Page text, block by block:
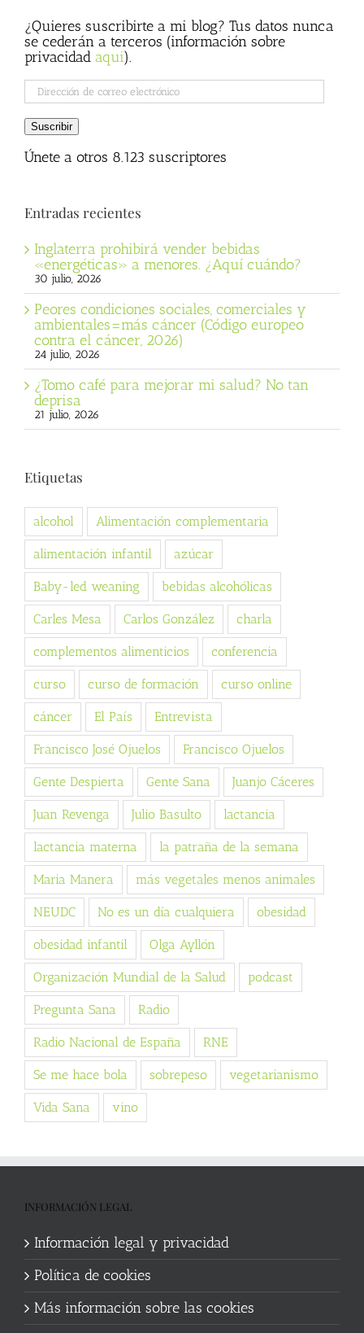
¿Quieres suscribirte a mi blog? Tus datos nunca
se cederán a terceros (información sobre
privacidad aqui).
Dirección
de
correo
electrónico
Suscribir
Únete a otros 8.123 suscriptores
Entradas recientes
Inglaterra prohibirá vender bebidas
«energéticas» a menores. ¿Aquí cuándo?
30 julio, 2026
Peores condiciones sociales, comerciales y
ambientales=más cáncer (Código europeo
contra el cáncer, 2026)
24 julio, 2026
¿Tomo café para mejorar mi salud? No tan
deprisa
21 julio, 2026
Etiquetas
alcohol Alimentación complementaria
alimentación infantil azúcar
Baby-led weaning bebidas alcohólicas
Carles Mesa Carlos González charla
complementos alimenticios conferencia
curso curso de formación curso online
cáncer El País Entrevista
Francisco José Ojuelos Francisco Ojuelos
Gente Despierta Gente Sana Juanjo Cáceres
Juan Revenga Julio Basulto lactancia
lactancia materna la patraña de la semana
Maria Manera más vegetales menos animales
NEUDC No es un día cualquiera obesidad
obesidad infantil Olga Ayllón
Organización Mundial de la Salud podcast
Pregunta Sana Radio
Radio Nacional de España RNE
Se me hace bola sobrepeso vegetarianismo
Vida Sana vino
INFORMACIÓN LEGAL
Información legal y privacidad
Política de cookies
Más información sobre las cookies